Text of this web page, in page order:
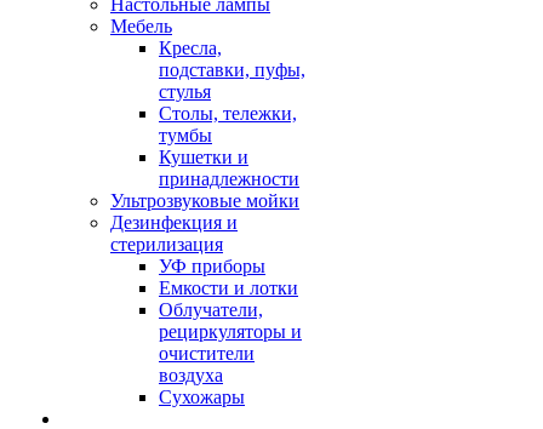
Настольные лампы
Мебель
Кресла,
подставки, пуфы,
стулья
Столы, тележки,
тумбы
Кушетки и
принадлежности
Ультрозвуковые мойки
Дезинфекция и
стерилизация
УФ приборы
Емкости и лотки
Облучатели,
рециркуляторы и
очистители
воздуха
Сухожары